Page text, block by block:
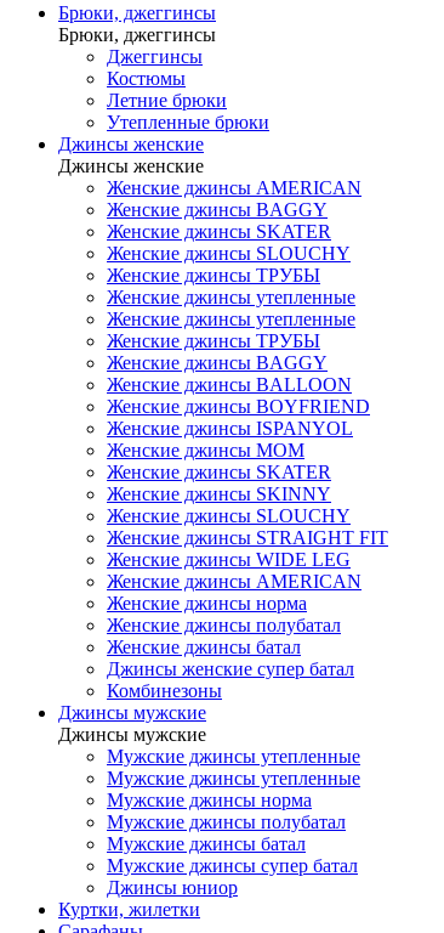
Брюки, джеггинсы
Брюки, джеггинсы
Джеггинсы
Костюмы
Летние брюки
Утепленные брюки
Джинсы женские
Джинсы женские
Женские джинсы AMERICAN
Женские джинсы BAGGY
Женские джинсы SKATER
Женские джинсы SLOUCHY
Женские джинсы ТРУБЫ
Женские джинсы утепленные
Женские джинсы утепленные
Женские джинсы ТРУБЫ
Женские джинсы BAGGY
Женские джинсы BALLOON
Женские джинсы BOYFRIEND
Женские джинсы ISPANYOL
Женские джинсы МОМ
Женские джинсы SKATER
Женские джинсы SKINNY
Женские джинсы SLOUCHY
Женские джинсы STRAIGHT FIT
Женские джинсы WIDE LEG
Женские джинсы AMERICAN
Женские джинсы норма
Женские джинсы полубатал
Женские джинсы батал
Джинсы женские супер батал
Комбинезоны
Джинсы мужские
Джинсы мужские
Мужские джинсы утепленные
Мужские джинсы утепленные
Мужские джинсы норма
Мужские джинсы полубатал
Мужские джинсы батал
Мужские джинсы супер батал
Джинсы юниор
Куртки, жилетки